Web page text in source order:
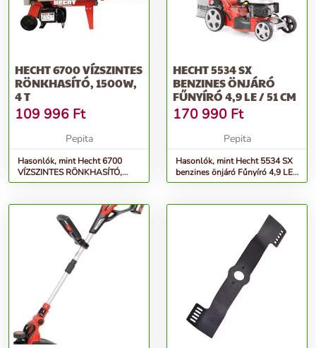
HECHT 6700 VÍZSZINTES
RÖNKHASÍTÓ, 1500W,
4 T
109 996 Ft
Pepita
Hasonlók, mint Hecht 6700
VÍZSZINTES RÖNKHASÍTÓ,
1500W, 4 t
HECHT 5534 SX
BENZINES ÖNJÁRÓ
FŰNYÍRÓ 4,9 LE / 51 CM
170 990 Ft
Pepita
Hasonlók, mint Hecht 5534 SX
benzines önjáró Fűnyíró 4,9 LE /
51 cm